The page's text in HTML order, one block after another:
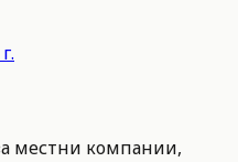
местни компании,